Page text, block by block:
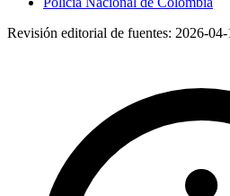
Revisión editorial de fuentes: 2026-04-